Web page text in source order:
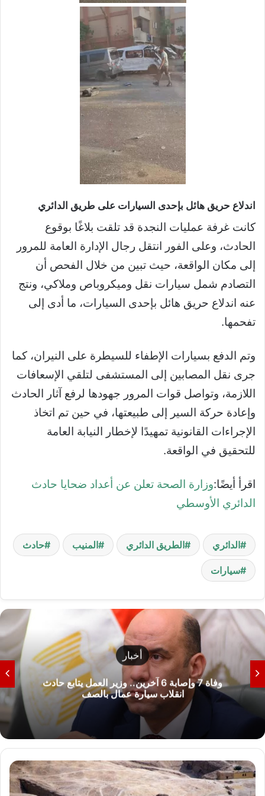
اندلاع حريق هائل بإحدى السيارات على طريق الدائري
كانت غرفة عمليات النجدة قد تلقت بلاغًا بوقوع
الحادث، وعلى الفور انتقل رجال الإدارة العامة للمرور
إلى مكان الواقعة، حيث تبين من خلال الفحص أن
التصادم شمل سيارات نقل وميكروباص وملاكي، ونتج
عنه اندلاع حريق هائل بإحدى السيارات، ما أدى إلى
تفحمها.
وتم الدفع بسيارات الإطفاء للسيطرة على النيران، كما
جرى نقل المصابين إلى المستشفى لتلقي الإسعافات
اللازمة، وتواصل قوات المرور جهودها لرفع آثار الحادث
وإعادة حركة السير إلى طبيعتها، في حين تم اتخاذ
الإجراءات القانونية تمهيدًا لإخطار النيابة العامة
للتحقيق في الواقعة.
اقرأ أيضًا:وزارة الصحة تعلن عن أعداد ضحايا حادث
الدائري الأوسطي
الدائري الطريق الدائري المنيب حادث
سيارات
أخبار
وفاة 7 وإصابة 6 آخرين.. وزير العمل يتابع حادث
انقلاب سيارة عمال بالصف
ب
ع
د